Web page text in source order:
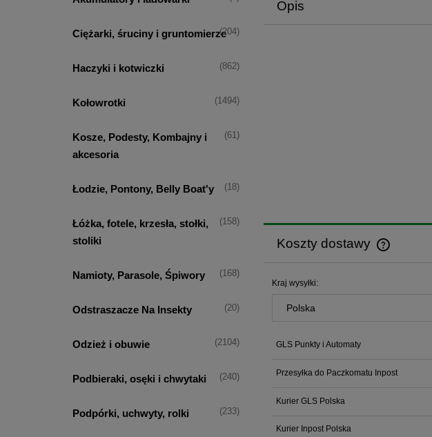
Ciężarki, śruciny i gruntomierze(204)
Haczyki i kotwiczki (862)
Kołowrotki (1494)
Kosze, Podesty, Kombajny i
akcesoria
(61)
Łodzie, Pontony, Belly Boat'y (18)
Łóżka, fotele, krzesła, stołki,
stoliki
(158)
Namioty, Parasole, Śpiwory (168)
Odstraszacze Na Insekty (20)
Odzież i obuwie (2104)
Podbieraki, osęki i chwytaki (240)
Podpórki, uchwyty, rolki (233)
Opis
Koszty dostawy
Kraj wysyłki:
GLS Punkty i Automaty
Przesyłka do Paczkomatu Inpost
Kurier GLS Polska
Kurier Inpost Polska